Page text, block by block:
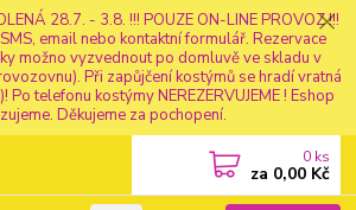
28.7. - 3.8. !!! POUZE ON-LINE PROVOZ !!!
email nebo kontaktní formulář. Rezervace
možno vyzvednout po domluvě ve skladu v
Při zapůjčení kostýmů se hradí vratná
Po telefonu kostýmy NEREZERVUJEME ! Eshop
Děkujeme za pochopení.
0 ks
za 0,00 Kč